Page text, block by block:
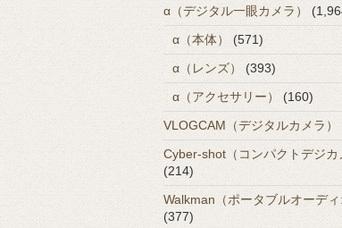
α（デジタル一眼カメラ）
α（本体）
(571)
α（レンズ）
(393)
α（アクセサリー）
(160)
VLOGCAM（デジタルカメラ）
Cyber-shot（コンパクトデジカ
(214)
Walkman（ポータブルオーディ
(377)